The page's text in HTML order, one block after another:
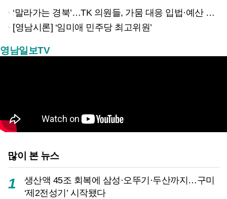
‘말라가는 경북’…TK 의원들, 가뭄 대응 입법·예산 확보 나선다
[영남시론] ‘임미애 민주당 최고위원’
영남일보TV
많이 본 뉴스
1
생산액 45조 회복에 삼성·오뚜기·두산까지…구미
‘제2전성기’ 시작됐다